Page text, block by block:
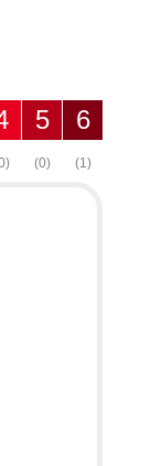
6
(1)
5
(0)